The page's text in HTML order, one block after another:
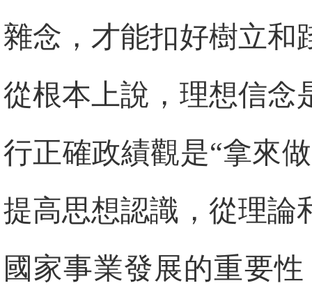
雜念，才能扣好樹立和
從根本上說，理想信念
行正確政績觀是“拿來
提高思想認識，從理論
國家事業發展的重要